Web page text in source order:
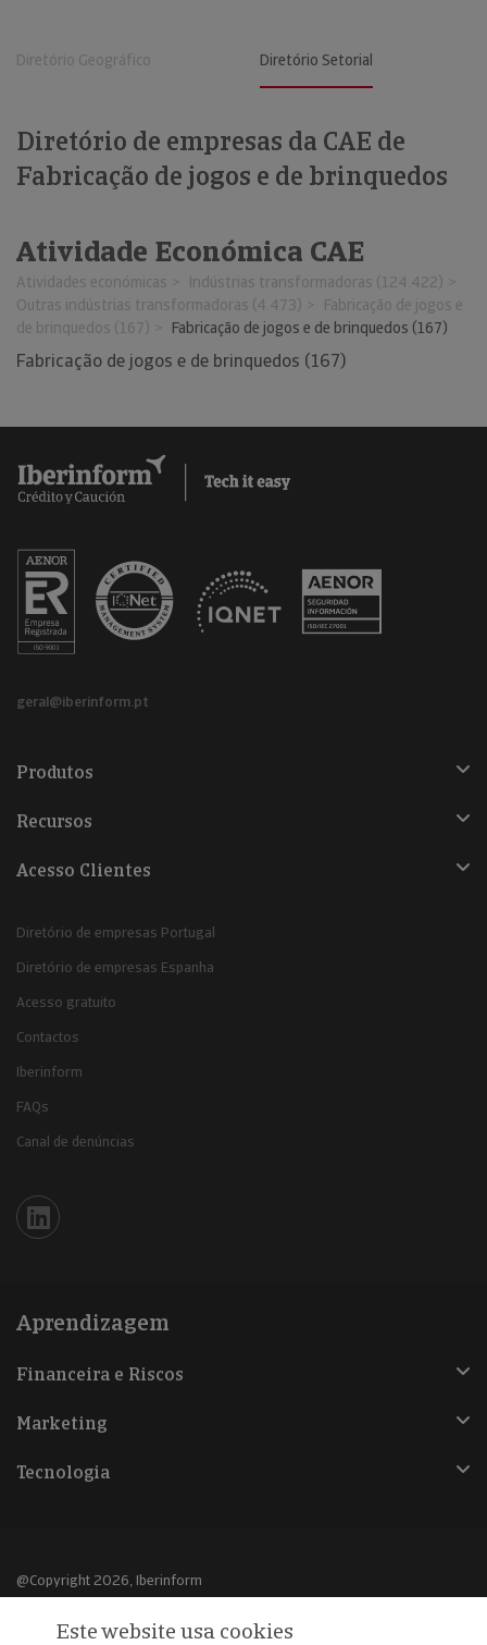
Diretório Geográfico Diretório Setorial
Diretório de empresas da CAE de
Fabricação de jogos e de brinquedos
Atividade Económica CAE
Atividades económicas
Indústrias transformadoras (124.422)
Outras indústrias transformadoras (4.473)
Fabricação de jogos e
de brinquedos (167)
Fabricação de jogos e de brinquedos (167)
Fabricação de jogos e de brinquedos (167)
geral@iberinform.pt
Produtos
Recursos
Acesso Clientes
Diretório de empresas Portugal
Diretório de empresas Espanha
Acesso gratuito
Contactos
Iberinform
FAQs
Canal de denúncias
Iberinform en Linkedin
Aprendizagem
Financeira e Riscos
Marketing
Tecnologia
@Copyright 2026, Iberinform
Aviso legalEste website usa cookies